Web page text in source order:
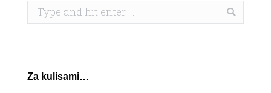
Search:
Za kulisami…